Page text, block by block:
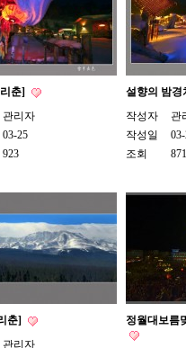
춘]
관리자
03-25
923
설향의 밤경
작성자
관
작성일
조회
871
춘]
관리자
정월대보름